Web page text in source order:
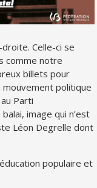
Celle-ci se
comme notre
billets pour
mouvement politique
Parti
image qui n’est
Léon Degrelle dont
populaire et